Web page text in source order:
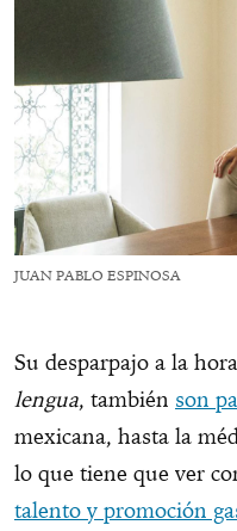
JUAN PABLO ESPINOSA
Su desparpajo a la
lengua, también son
mexicana, hasta la
lo que tiene que ver
talento y promoción